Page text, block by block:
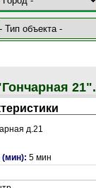
21".
д.21
(мин): 5 мин